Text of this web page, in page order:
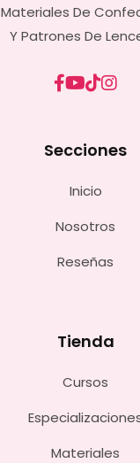
Materiales De
Y Patrones De
Secciones
Inicio
Nosotros
Reseñas
Tienda
Cursos
Materiales